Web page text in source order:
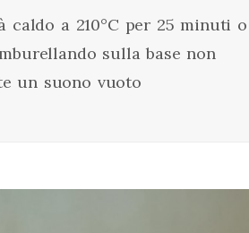
a 210°C per 25 minuti o
sulla base non
un suono vuoto